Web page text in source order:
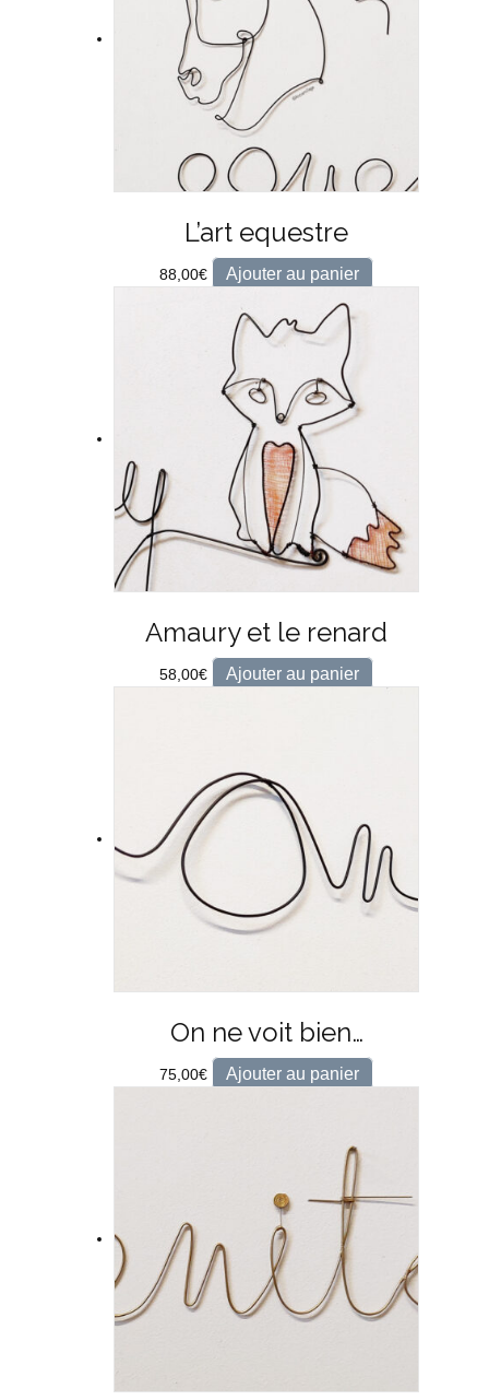
L’art equestre
88,00€ Ajouter au panier
Amaury et le renard
58,00€ Ajouter au panier
On ne voit bien…
75,00€ Ajouter au panier